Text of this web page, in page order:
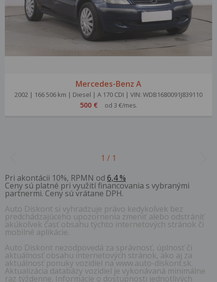
Mercedes-Benz A
2002 | 166 506 km | Diesel | A 170 CDI | VIN: WDB1680091J839110
500 € od 3 €/mes.
1 / 1
Pri akontácii 10%, RPMN od 6,4 %
Ceny sú platné pri využití financovania s vybranými
partnermi. Ceny sú vrátane DPH.
Auto Diskont si vyhradzuje právo kedykoľvek bez
predchádzajúceho upozornenia zmeniť alebo odstrániť
akúkoľvek časť obsahu týchto internetových stránok či
mobilné aplikácie.
Auto Diskont nezodpovedá za správnosť, úplnosť či
aktuálnosť obsahu internetových stránok, ako aj za
aktuálnosť ponuky vozidiel na www.auto-diskont.sk.
Aktualizácia databázy vozidiel je vykonávaná minimálne
raz týždenne. Informácie o dostupnosti jednotlivých